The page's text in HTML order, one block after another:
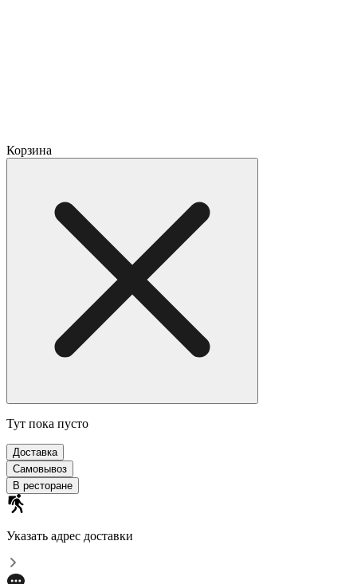
Корзина
Тут пока пусто
Доставка
Самовывоз
В ресторане
Указать адрес доставки